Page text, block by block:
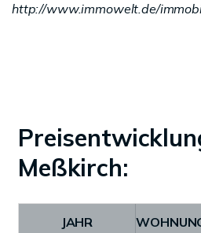
http://www.immowelt.de/
Meßkirch:
JAHR